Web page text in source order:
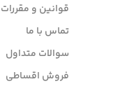
قوانین و مقررات
تماس با ما
سوالات متداول
فروش اقساطی